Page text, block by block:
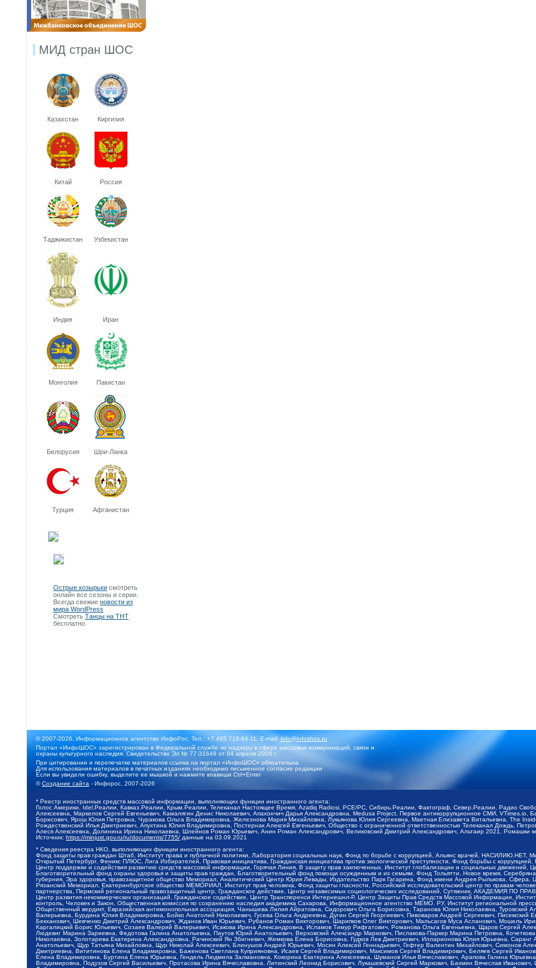
МИД стран ШОС
Казахстан Киргизия
Китай Россия
Таджикистан Узбекистан
Индия Иран
Монголия Пакистан
Белорусия Шри-Ланка
Турция Афганистан
Острые козырьки смотреть
онлайн все сезоны и серии.
Всегда свежие новости из
мира WordPress
Смотреть Танцы на ТНТ
бесплатно
© 2007-2026, Информационное агентство ИнфоРос. Тел.: +7 495 718-84-11, E-mail:info@infoshos.ru
Портал «ИнфоШОС» зарегистрирован в Федеральной службе по надзору в сфере массовых коммуникаций, связи и
охраны культурного наследия. Свидетельство Эл № 77-31649 от 04 апреля 2008 г.
При цитировании и перепечатке материалов ссылка на портал «ИнфоШОС» обязательна.
Для использования материалов в печатных изданиях необходимо письменное согласие редакции
Если вы увидели ошибку, выделите ее мышкой и нажмите клавиши Ctrl+Enter
©Создание сайта - Инфорос, 2007-2026
* Реестр иностранных средств массовой информации, выполняющих функции иностранного агента:
Голос Америки, Idel.Реалии, Кавказ.Реалии, Крым.Реалии, Телеканал Настоящее Время, Azatliq Radiosi, PCE/PC, Сибирь.Реалии, Фактограф, Север.Реалии, Радио
Алексеевна, Маркелов Сергей Евгеньевич, Камалягин Денис Николаевич, Апахончич Дарья Александровна, Medusa Project, Первое антикоррупционное СМИ,
Борисович, Ярош Юлия Петровна, Чуракова Ольга Владимировна, Железнова Мария Михайловна, Лукьянова Юлия Сергеевна, Маетная Елизавета Витальевна, The
Рождественский Илья Дмитриевич, Апухтина Юлия Владимировна, Постернак Алексей Евгеньевич, Общество с ограниченной ответственностью Телеканал Дождь,
Алеся Алексеевна, Долинина Ирина Николаевна, Шлейнов Роман Юрьевич, Анин Роман Александрович, Великовский Дмитрий Александрович, Альтаир 2021, Ромашки
Источник: https://minjust.gov.ru/ru/documents/7755/ данные на 03.09.2021
* Сведения реестра НКО, выполняющих функции иностранного агента:
Фонд защиты прав граждан Штаб, Институт права и публичной политики, Лаборатория социальных наук, Фонд по борьбе с коррупцией, Альянс врачей,
Открытый Петербург, Феникс ПЛЮС, Лига Избирателей, Правовая инициатива, Гражданская инициатива против экологической преступности, Фонд борьбы с
Центр поддержки и содействия развитию средств массовой информации, Горячая Линия, В защиту прав заключенных, Институт глобализации и социальных
Благотворительный фонд охраны здоровья и защиты прав граждан, Благотворительный фонд помощи осужденным и их семьям, Фонд Тольятти, Новое время,
губерния, Эра здоровья, правозащитное общество Мемориал, Аналитический Центр Юрия Левады, Издательство Парк Гагарина, Фонд имени Андрея Рылькова,
Рязанский Мемориал, Екатеринбургское общество МЕМОРИАЛ, Институт прав человека, Фонд защиты гласности, Российский исследовательский центр по правам
партнерства, Пермский региональный правозащитный центр, Гражданское действие, Центр независимых социологических исследований, Сутяжник, АКАДЕМИЯ ПО
Центр развития некоммерческих организаций, Гражданское содействие, Центр Трансперенси Интернешнл-Р, Центр Защиты Прав Средств Массовой Информации,
контроль, Человек и Закон, Общественная комиссия по сохранению наследия академика Сахарова, Информационное агентство МЕМО. РУ, Институт региональной
Общественный вердикт, Евразийская антимонопольная ассоциация, Чанышева Лилия Айратовна, Сидорович Ольга Борисовна, Таранова Юлия Николаевна, Туровский
Валерьевна, Бурдина Юлия Владимировна, Бойко Анатолий Николаевич, Гусева Ольга Андреевна, Дугин Сергей Георгиевич, Пивоваров Андрей Сергеевич, Писемский
Бекханович, Шевченко Дмитрий Александрович, Жданов Иван Юрьевич, Рубанов Роман Викторович, Шарипков Олег Викторович, Мальсагов Муса Асланович, Мошель
Каргалицкий Борис Юльевич, Созаев Валерий Валерьевич, Исакова Ирина Александровна, Исламов Тимур Рифгатович, Романова Ольга Евгеньевна, Щаров Сергей
Людевиг Марина Зариевна, Федотова Галина Анатольевна, Паутов Юрий Анатольевич, Верховский Александр Маркович, Пислакова-Паркер Марина Петровна,
Николаевна, Золотарева Екатерина Александровна, Рачинский Ян Збигневич, Жемкова Елена Борисовна, Гудков Лев Дмитриевич, Илларионова Юлия Юрьевна,
Анатольевич, Щур Татьяна Михайловна, Щур Николай Алексеевич, Блинушов Андрей Юрьевич, Мосин Алексей Геннадьевич, Гефтер Валентин Михайлович, Симонов
Дмитриевна, Вититинова Елена Владимировна, Баженова Светлана Куприяновна, Исаев Сергей Владимирович, Максимов Сергей Владимирович, Беляев Сергей
Елена Владимировна, Буртина Елена Юрьевна, Гендель Людмила Залмановна, Кокорина Екатерина Алексеевна, Шуманов Илья Вячеславович, Арапова Галина
Владимировна, Подузов Сергей Васильевич, Протасова Ирина Вячеславовна, Литинский Леонид Борисович, Лукашевский Сергей Маркович, Бахмин Вячеслав